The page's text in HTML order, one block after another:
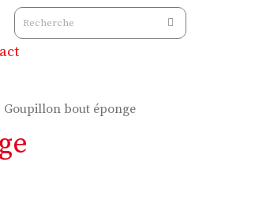
Goupillon bout éponge